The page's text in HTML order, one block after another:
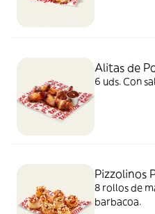
Alitas de
6 uds. Con
Pizzolinos
8 rollos de
barbacoa.